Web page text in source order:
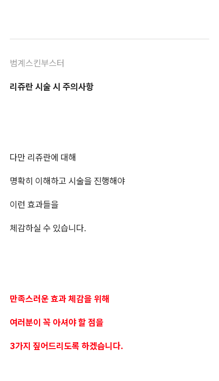
범계스킨부스터
리쥬란 시술 시 주의사항
다만 리쥬란에 대해
명확히 이해하고 시술을 진행해야
이런 효과들을
체감하실 수 있습니다.
만족스러운 효과 체감을 위해
여러분이 꼭 아셔야 할 점을
3가지 짚어드리도록 하겠습니다.